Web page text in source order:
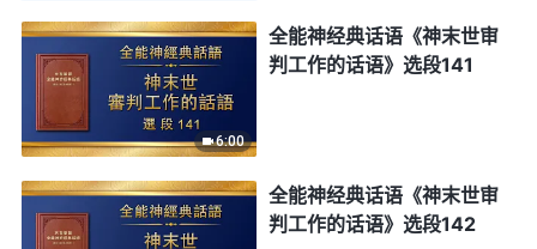
6:00
全能神经典话语《神末世审
判工作的话语》选段141
全能神经典话语《神末世审
判工作的话语》选段142